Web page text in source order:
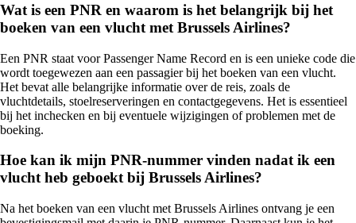
Wat is een PNR en waarom is het belangrijk bij het
boeken van een vlucht met Brussels Airlines?
Een PNR staat voor Passenger Name Record en is een unieke code die
wordt toegewezen aan een passagier bij het boeken van een vlucht.
Het bevat alle belangrijke informatie over de reis, zoals de
vluchtdetails, stoelreserveringen en contactgegevens. Het is essentieel
bij het inchecken en bij eventuele wijzigingen of problemen met de
boeking.
Hoe kan ik mijn PNR-nummer vinden nadat ik een
vlucht heb geboekt bij Brussels Airlines?
Na het boeken van een vlucht met Brussels Airlines ontvang je een